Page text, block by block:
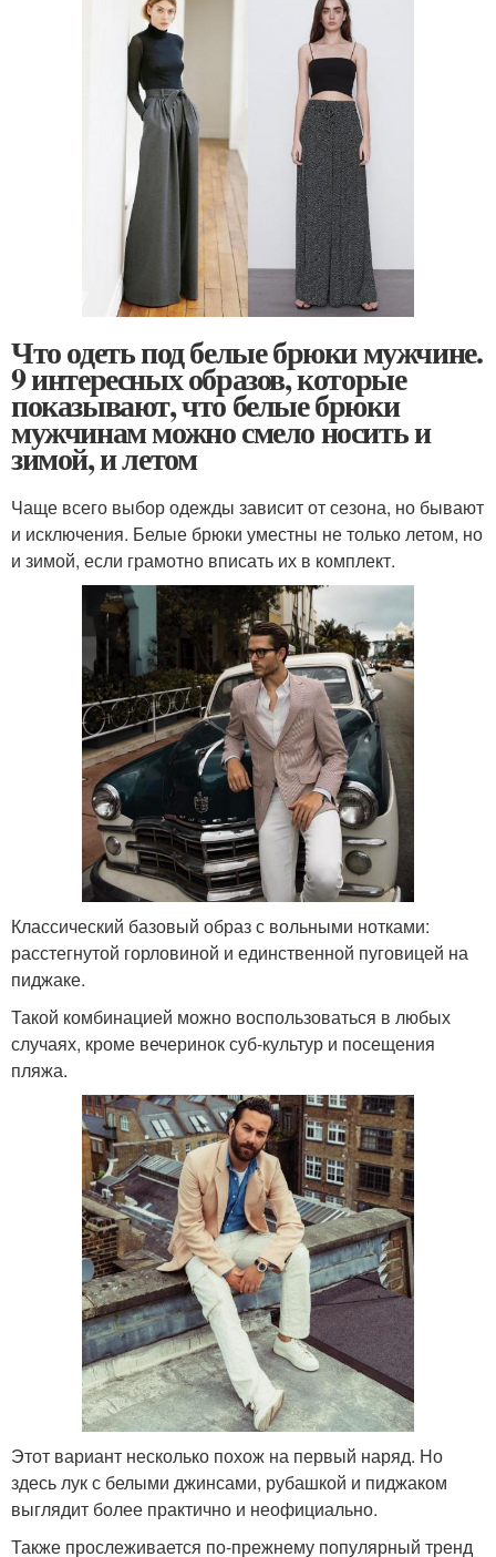
Что одеть под белые брюки мужчине.
9 интересных образов, которые
показывают, что белые брюки
мужчинам можно смело носить и
зимой, и летом
Чаще всего выбор одежды зависит от сезона, но бывают
и исключения. Белые брюки уместны не только летом, но
и зимой, если грамотно вписать их в комплект.
Классический базовый образ с вольными нотками:
расстегнутой горловиной и единственной пуговицей на
пиджаке.
Такой комбинацией можно воспользоваться в любых
случаях, кроме вечеринок суб-культур и посещения
пляжа.
Этот вариант несколько похож на первый наряд. Но
здесь лук с белыми джинсами, рубашкой и пиджаком
выглядит более практично и неофициально.
Также прослеживается по-прежнему популярный тренд